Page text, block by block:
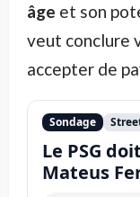
âge et son
veut conclure
accepter de
Sondage
Le PSG
Mateus